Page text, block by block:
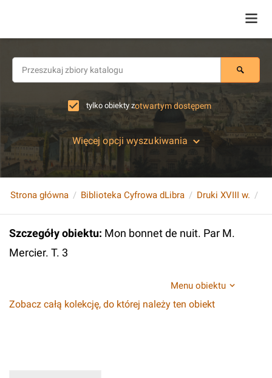
tylko obiekty zotwartym dostępem
Więcej opcji wyszukiwania
Strona główna Biblioteka Cyfrowa dLibra Druki XVIII w.
Szczegóły obiektu: Mon bonnet de nuit. Par M.
Mercier. T. 3
Menu obiektu
Zobacz całą kolekcję, do której należy ten obiekt